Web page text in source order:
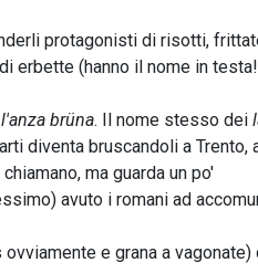
protagonisti di risotti,
erbette (hanno il nome in
brüna. Il nome stesso dei
diventa bruscandoli a Trento,
ma guarda un po'
avuto i romani ad
e grana a vagonate)